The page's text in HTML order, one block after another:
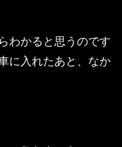
わかると思うのです
に入れたあと、なか